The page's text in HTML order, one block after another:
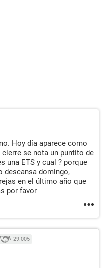
Hoy día aparece como
se nota un puntito de
una ETS y cual ? porque
descansa domingo,
en el último año que
por favor
29.005